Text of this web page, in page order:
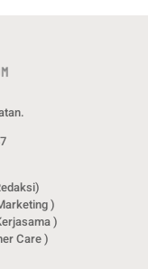
)
)
Care )